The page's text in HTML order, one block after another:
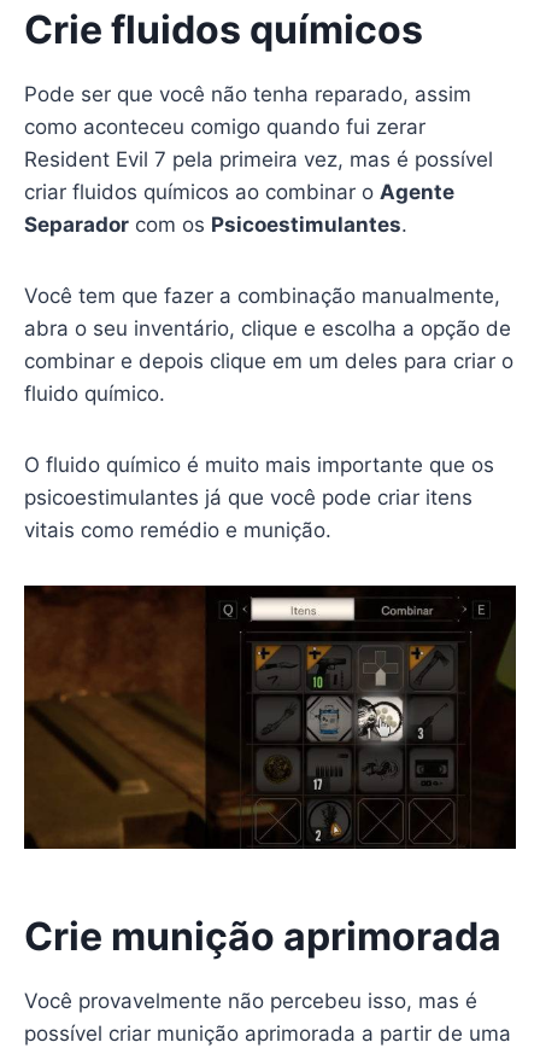
Crie fluidos químicos
Pode ser que você não tenha reparado, assim
como aconteceu comigo quando fui zerar
Resident Evil 7 pela primeira vez, mas é possível
criar fluidos químicos ao combinar o Agente
Separadorcom os Psicoestimulantes.
Você tem que fazer a combinação manualmente,
abra o seu inventário, clique e escolha a opção de
combinar e depois clique em um deles para criar o
fluido químico.
O fluido químico é muito mais importante que os
psicoestimulantes já que você pode criar itens
vitais como remédio e munição.
Crie munição aprimorada
Você provavelmente não percebeu isso, mas é
possível criar munição aprimorada a partir de uma